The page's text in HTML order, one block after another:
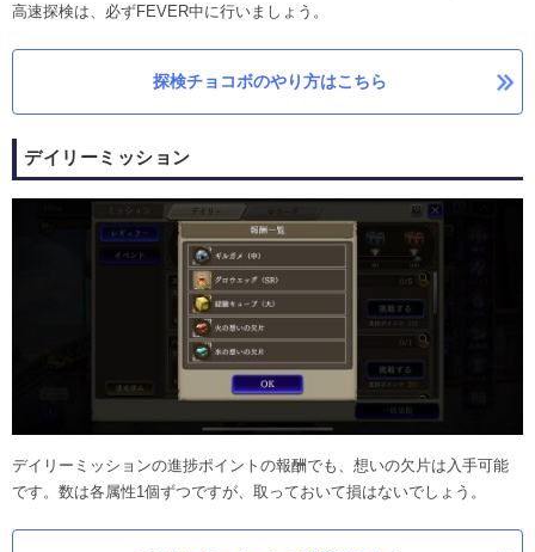
高速探検は、必ずFEVER中に行いましょう。
探検チョコボのやり方はこちら
デイリーミッション
デイリーミッションの進捗ポイントの報酬でも、想いの欠片は入手可能
です。数は各属性1個ずつですが、取っておいて損はないでしょう。